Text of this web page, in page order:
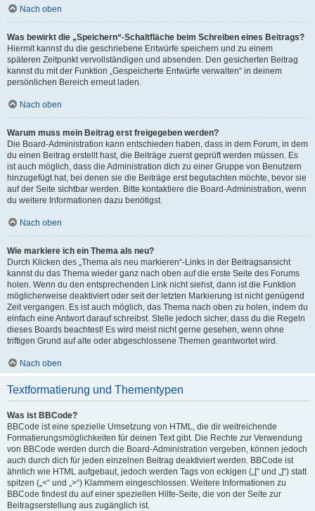
Nach oben
Was bewirkt die „Speichern“-Schaltfläche beim Schreiben eines Beitrags?
Hiermit kannst du die geschriebene Entwürfe speichern und zu einem
späteren Zeitpunkt vervollständigen und absenden. Den gesicherten Beitrag
kannst du mit der Funktion „Gespeicherte Entwürfe verwalten“ in deinem
persönlichen Bereich erneut laden.
Nach oben
Warum muss mein Beitrag erst freigegeben werden?
Die Board-Administration kann entschieden haben, dass in dem Forum, in dem
du einen Beitrag erstellt hast, die Beiträge zuerst geprüft werden müssen. Es
ist auch möglich, dass die Administration dich zu einer Gruppe von Benutzern
hinzugefügt hat, bei denen sie die Beiträge erst begutachten möchte, bevor sie
auf der Seite sichtbar werden. Bitte kontaktiere die Board-Administration, wenn
du weitere Informationen dazu benötigst.
Nach oben
Wie markiere ich ein Thema als neu?
Durch Klicken des „Thema als neu markieren“-Links in der Beitragsansicht
kannst du das Thema wieder ganz nach oben auf die erste Seite des Forums
holen. Wenn du den entsprechenden Link nicht siehst, dann ist die Funktion
möglicherweise deaktiviert oder seit der letzten Markierung ist nicht genügend
Zeit vergangen. Es ist auch möglich, das Thema nach oben zu holen, indem du
einfach eine Antwort darauf schreibst. Stelle jedoch sicher, dass du die Regeln
dieses Boards beachtest! Es wird meist nicht gerne gesehen, wenn ohne
triftigen Grund auf alte oder abgeschlossene Themen geantwortet wird.
Nach oben
Textformatierung und Thementypen
Was ist BBCode?
BBCode ist eine spezielle Umsetzung von HTML, die dir weitreichende
Formatierungsmöglichkeiten für deinen Text gibt. Die Rechte zur Verwendung
von BBCode werden durch die Board-Administration vergeben, können jedoch
auch durch dich für jeden einzelnen Beitrag deaktiviert werden. BBCode ist
ähnlich wie HTML aufgebaut, jedoch werden Tags von eckigen („[“ und „]“) statt
spitzen („<“ und „>“) Klammern eingeschlossen. Weitere Informationen zu
BBCode findest du auf einer speziellen Hilfe-Seite, die von der Seite zur
Beitragserstellung aus zugänglich ist.